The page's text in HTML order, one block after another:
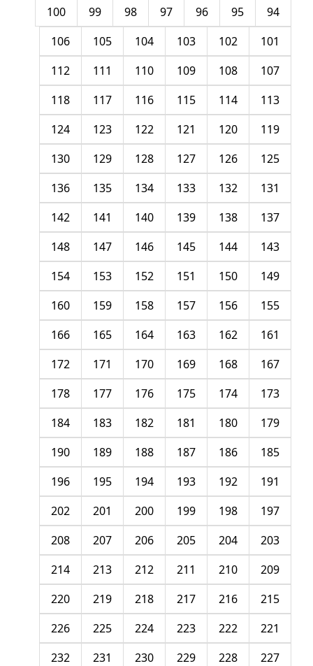
94
95
96
97
98
99
100
101
102
103
104
105
106
107
108
109
110
111
112
113
114
115
116
117
118
119
120
121
122
123
124
125
126
127
128
129
130
131
132
133
134
135
136
137
138
139
140
141
142
143
144
145
146
147
148
149
150
151
152
153
154
155
156
157
158
159
160
161
162
163
164
165
166
167
168
169
170
171
172
173
174
175
176
177
178
179
180
181
182
183
184
185
186
187
188
189
190
191
192
193
194
195
196
197
198
199
200
201
202
203
204
205
206
207
208
209
210
211
212
213
214
215
216
217
218
219
220
221
222
223
224
225
226
227
228
229
230
231
232